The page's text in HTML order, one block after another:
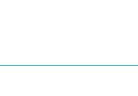
Delhi, capitală din 1911